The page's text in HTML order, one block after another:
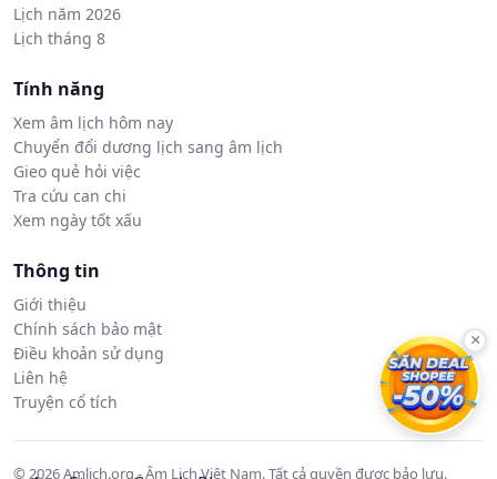
Lịch năm 2026
Lịch tháng 8
Tính năng
Xem âm lịch hôm nay
Chuyển đổi dương lịch sang âm lịch
Gieo quẻ hỏi việc
Tra cứu can chi
Xem ngày tốt xấu
Thông tin
Giới thiệu
Chính sách bảo mật
Điều khoản sử dụng
Liên hệ
Truyện cổ tích
© 2026 Amlich.org - Âm Lịch Việt Nam. Tất cả quyền được bảo lưu.
×